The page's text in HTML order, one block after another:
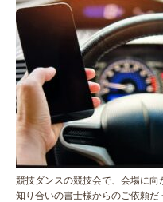
競技ダンスの競技会で、会場に向
知り合いの書士様からのご依頼